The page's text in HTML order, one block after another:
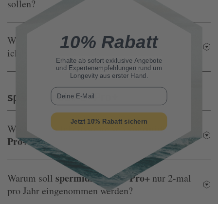
sollen?
Welche Nahrungsmittelunverträglichkeiten muss
ich bei
spermidine Memory+
spermidineLIFE® Pro+
Was sind die Inhaltsstoffe vonspermidine
Pro+?
Warum soll spermidineLIFE Pro+ nur 2-mal
pro Jahr eingenommen werden?
10% Rabatt
Erhalte ab sofortexklusive Angebote
und Expertenempfehlungen rund um
Longevity aus erster Hand.
E-Mail
Jetzt 10% Rabatt sichern